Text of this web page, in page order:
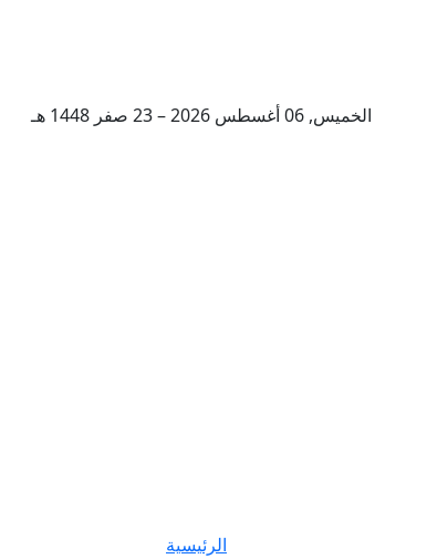
الخميس, 06 أغسطس 2026 – 23 صفر 1448 هـ
الرئيسية